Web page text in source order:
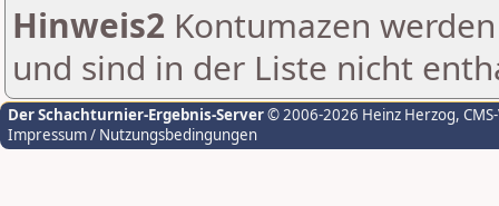
Hinweis2 Kontumazen
und sind in der Liste nicht
Der Schachturnier-Ergebnis-Server© 2006-2026 Heinz Herzog,
Impressum / Nutzungsbedingungen